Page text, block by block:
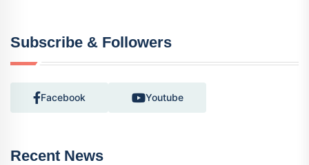
Subscribe & Followers
Facebook Youtube
Recent News